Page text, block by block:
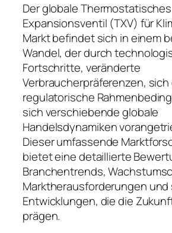
Der globale Thermostatisches
Expansionsventil (TXV) für
Markt befindet sich in einem
Wandel, der durch
Fortschritte, veränderte
Verbraucherpräferenzen,
regulatorische
sich verschiebende globale
Handelsdynamiken
Dieser umfassende
bietet eine detaillierte
Branchentrends,
Marktherausforderungen
Entwicklungen, die die
prägen.